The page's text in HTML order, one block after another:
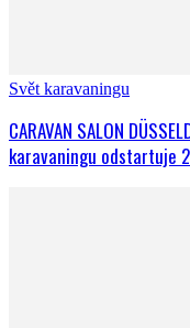
Svět karavaningu
CARAVAN SALON
karavaningu odstartuje